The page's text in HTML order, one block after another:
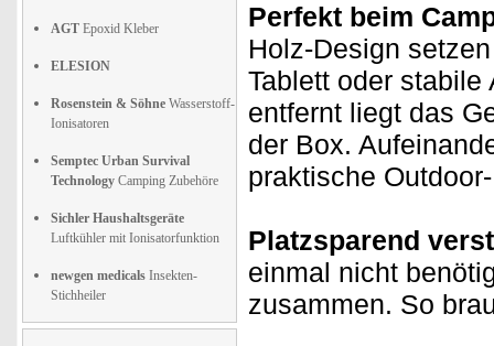
AGT Epoxid Kleber
ELESION
Rosenstein & Söhne Wasserstoff-
Ionisatoren
Semptec Urban Survival
Technology Camping Zubehöre
Sichler Haushaltsgeräte
Luftkühler mit Ionisatorfunktion
newgen medicals Insekten-
Stichheiler
Perfekt beim
Holz-Design
Tablett oder
entfernt liegt das
der Box.
praktische
Platzsparend
einmal nicht
zusammen. So